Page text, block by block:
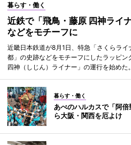
暮らす・働く
近鉄で「飛鳥・藤原 四神ラ
などをモチーフに
近畿日本鉄道が8月1日、特急「さくらラ
都」の史跡などをモチーフにしたラッピ
四神（しじん）ライナー」の運行を始めた。
暮らす・働く
あべのハルカスで「阿
ら大阪・関西を厄よけ